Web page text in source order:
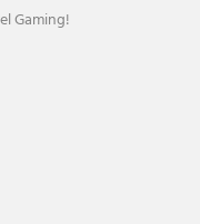
Gaming!